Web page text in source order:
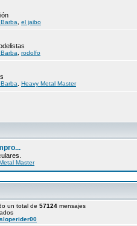
el jaibo
rodolfo
Heavy Metal Master
Master
un total de 57124 mensajes
sloperider00